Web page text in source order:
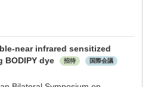
near infrared sensitized
dye
招待 国際会議